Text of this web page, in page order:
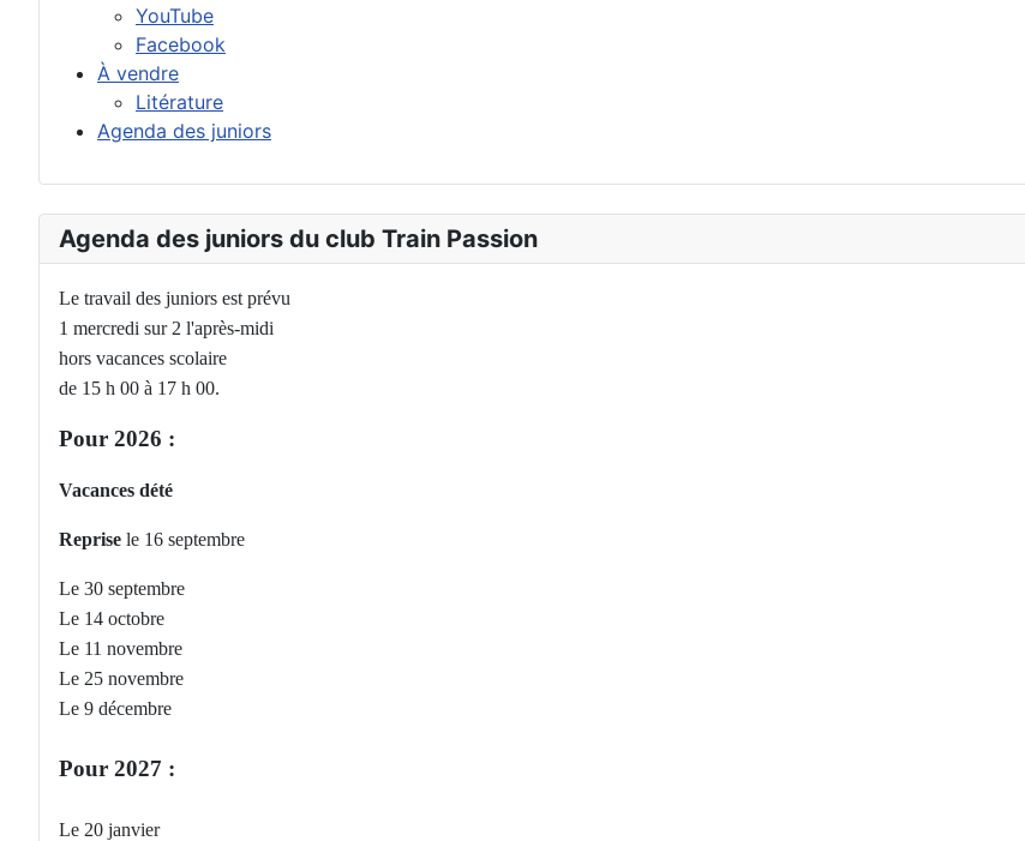
YouTube
Facebook
À vendre
Litérature
Agenda des juniors
Agenda des juniors du club Train Passion
Le travail des juniors est prévu
1 mercredi sur 2 l'après-midi
hors vacances scolaire
de 15 h 00 à 17 h 00.
Pour 2026 :
Vacances dété
Reprise le 16 septembre
Le 30 septembre
Le 14 octobre
Le 11 novembre
Le 25 novembre
Le 9 décembre
Pour 2027 :
Le 20 janvier